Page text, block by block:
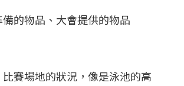
的物品、大會提供的物品
賽場地的狀況，像是泳池的高